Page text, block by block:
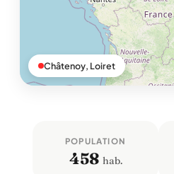
Châtenoy, Loiret
POPULATION
458 hab.